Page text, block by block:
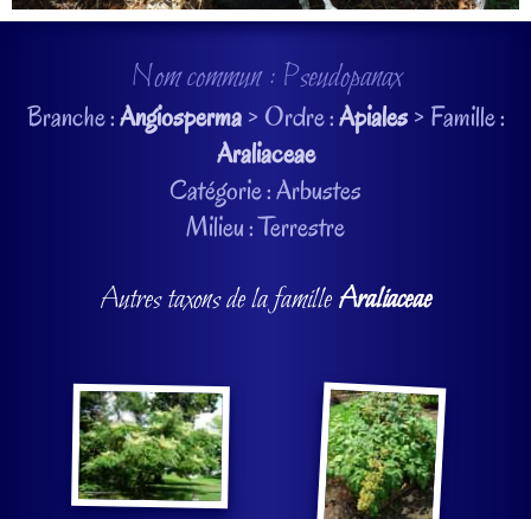
Nom commun : Pseudopanax
Branche :Angiosperma> Ordre :Apiales> Famille :
Araliaceae
Catégorie : Arbustes
Milieu : Terrestre
Autres taxons de la familleAraliaceae